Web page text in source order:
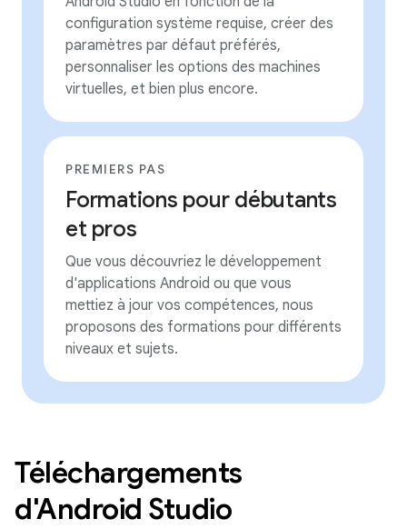
configuration système requise, créer des
paramètres par défaut préférés,
personnaliser les options des machines
virtuelles, et bien plus encore.
PREMIERS PAS
Formations pour débutants
et pros
Que vous découvriez le développement
d'applications Android ou que vous
mettiez à jour vos compétences, nous
proposons des formations pour différents
niveaux et sujets.
Téléchargements
d'Android Studio